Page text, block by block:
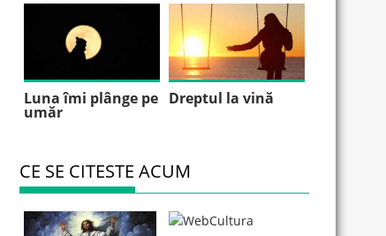
Luna îmi plânge pe
umăr
Dreptul la vină
CE SE CITESTE ACUM